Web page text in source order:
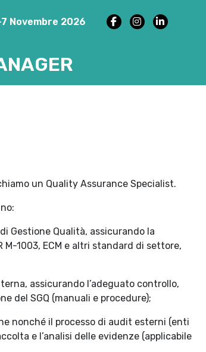
Novembre 2026
un Quality Assurance Specialist.
Gestione Qualità, assicurando la
M-1003, ECM e altri standard di settore,
assicurando l’adeguato controllo,
del SGQ (manuali e procedure);
nonché il processo di audit esterni (enti
e l’analisi delle evidenze (applicabile